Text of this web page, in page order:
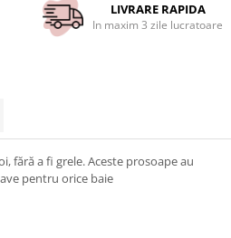
LIVRARE RAPIDA
In maxim 3 zile lucratoare
fără a fi grele. Aceste prosoape au
pentru orice baie